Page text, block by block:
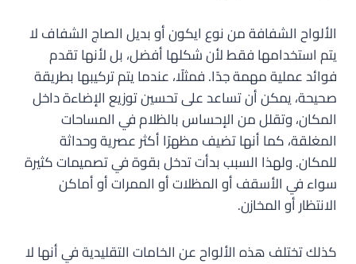
الألواح الشفافة من نوع ايكون أو بديل الصاج الشفاف لا
يتم استخدامها فقط لأن شكلها أفضل، بل لأنها تقدم
فوائد عملية مهمة جدًا. فمثلًا، عندما يتم تركيبها بطريقة
صحيحة، يمكن أن تساعد على تحسين توزيع الإضاءة داخل
المكان، وتقلل من الإحساس بالظلام في المساحات
المغلقة، كما أنها تضيف مظهرًا أكثر عصرية وحداثة
للمكان. ولهذا السبب بدأت تدخل بقوة في تصميمات كثيرة
سواء في الأسقف أو المظلات أو الممرات أو أماكن
الانتظار أو المخازن.
كذلك تختلف هذه الألواح عن الخامات التقليدية في أنها لا